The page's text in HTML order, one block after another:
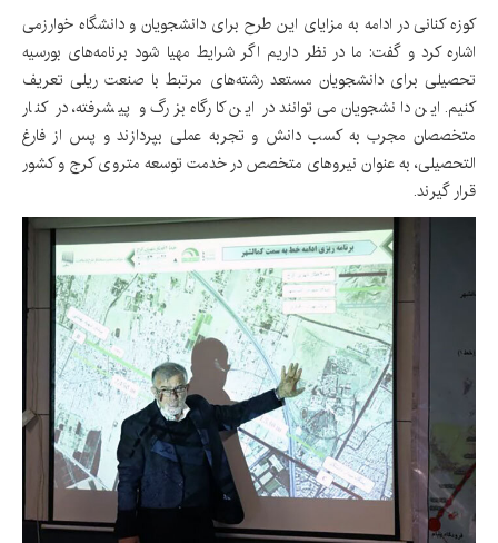
کوزه کنانی در ادامه به مزایای این طرح برای دانشجویان و دانشگاه خوارزمی
اشاره کرد و گفت: ما در نظر داریم اگر شرایط مهیا شود برنامه‌های بورسیه
تحصیلی برای دانشجویان مستعد رشته‌های مرتبط با صنعت ریلی تعریف
کنیم. این دانشجویان می‌توانند در این کارگاه بزرگ و پیشرفته، در کنار
متخصصان مجرب به کسب دانش و تجربه عملی بپردازند و پس از فارغ
التحصیلی، به عنوان نیروهای متخصص در خدمت توسعه متروی کرج و کشور
قرار گیرند.